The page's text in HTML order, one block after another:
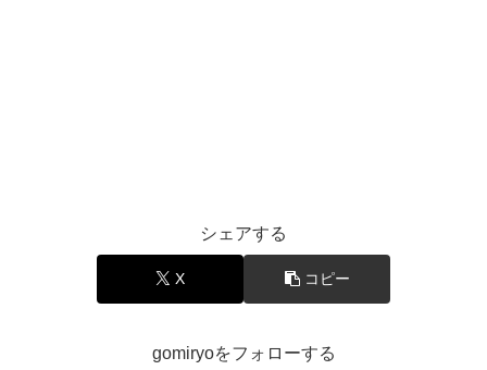
シェアする
X コピー
gomiryoをフォローする